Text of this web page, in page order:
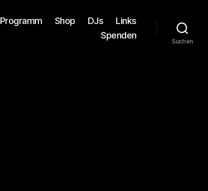
Programm Shop DJs
Links
Spenden
Suchen